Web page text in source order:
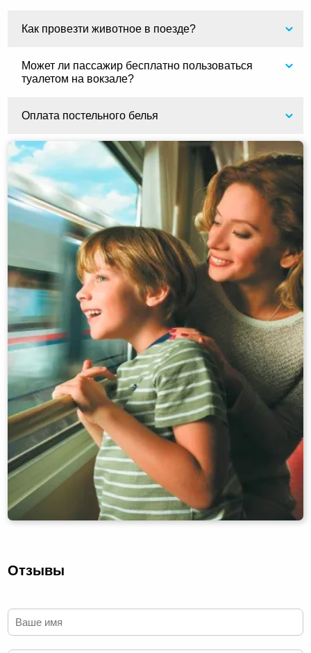
Как провезти животное в поезде?
Может ли пассажир бесплатно пользоваться
туалетом на вокзале?
Оплата постельного белья
Отзывы